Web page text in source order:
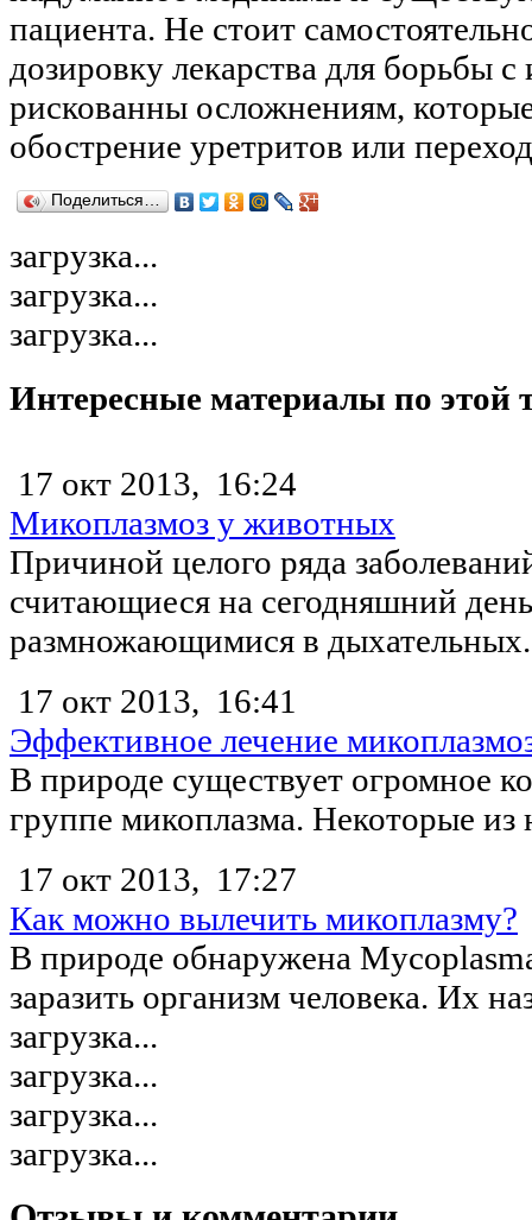
пациента. Не стоит
дозировку лекарства для борьбы
рискованны осложнениям,
обострение уретритов или
Поделиться…
загрузка...
загрузка...
загрузка...
Интересные материалы по этой
17 окт 2013, 16:24
Микоплазмоз у животных
Причиной целого ряда
считающиеся на сегодняшний
размножающимися в
17 окт 2013, 16:41
Эффективное лечение
В природе существует огромное
группе микоплазма. Некоторые
17 окт 2013, 17:27
Как можно вылечить микоплазму?
В природе обнаружена
заразить организм человека. Их
загрузка...
загрузка...
загрузка...
загрузка...